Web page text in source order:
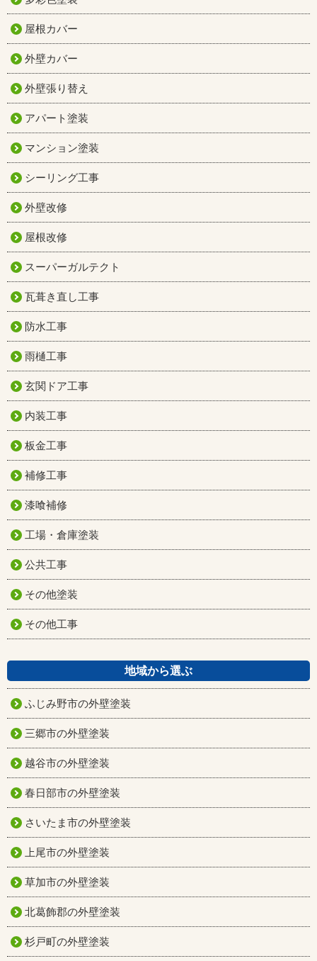
屋根カバー
外壁カバー
外壁張り替え
アパート塗装
マンション塗装
シーリング工事
外壁改修
屋根改修
スーパーガルテクト
瓦葺き直し工事
防水工事
雨樋工事
玄関ドア工事
内装工事
板金工事
補修工事
漆喰補修
工場・倉庫塗装
公共工事
その他塗装
その他工事
地域から選ぶ
ふじみ野市の外壁塗装
三郷市の外壁塗装
越谷市の外壁塗装
春日部市の外壁塗装
さいたま市の外壁塗装
上尾市の外壁塗装
草加市の外壁塗装
北葛飾郡の外壁塗装
杉戸町の外壁塗装